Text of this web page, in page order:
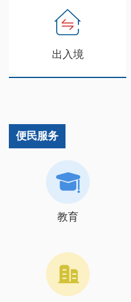
出入境
便民服务
教育